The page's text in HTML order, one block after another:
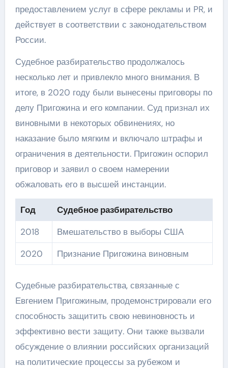
предоставлением услуг в сфере рекламы и PR, и
действует в соответствии с законодательством
России.
Судебное разбирательство продолжалось
несколько лет и привлекло много внимания. В
итоге, в 2020 году были вынесены приговоры по
делу Пригожина и его компании. Суд признал их
виновными в некоторых обвинениях, но
наказание было мягким и включало штрафы и
ограничения в деятельности. Пригожин оспорил
приговор и заявил о своем намерении
обжаловать его в высшей инстанции.
Год
Судебное разбирательство
2018
Вмешательство в выборы США
2020
Признание Пригожина виновным
Судебные разбирательства, связанные с
Евгением Пригожиным, продемонстрировали его
способность защитить свою невиновность и
эффективно вести защиту. Они также вызвали
обсуждение о влиянии российских организаций
на политические процессы за рубежом и